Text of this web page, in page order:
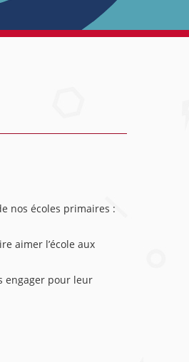
nos écoles primaires :
aimer l’école aux
engager pour leur